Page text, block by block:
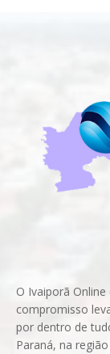
O Ivaiporã
compromisso
por dentro de
Paraná, na